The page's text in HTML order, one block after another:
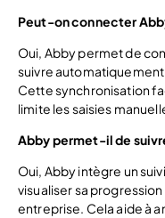
Peut-on connecter
Oui, Abby permet de
suivre
Cette synchronisation
limite les saisies
Abby permet-il de
Oui, Abby intègre un
visualiser sa
entreprise. Cela aide à